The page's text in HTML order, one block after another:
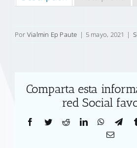
Por Vialmin Ep Paute | 5 mayo, 2021 |
Comparta esta
red Social
Facebook
TwitterRedditLinkedIn
Correo